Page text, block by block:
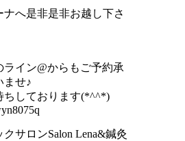
へ是非是非お越し下さ
イン@からもご予約承
ませ♪
ちしております(*^^*)
サロンSalon Lena&鍼灸